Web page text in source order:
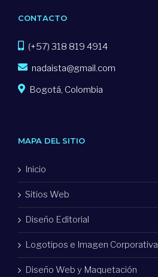
CONTACTO
(+57) 318 819 4914
nadaista@gmail.com
Bogotá, Colombia
MAPA DEL SITIO
Inicio
Sitios Web
Diseño Editorial
Logotipos e Imagen Corporativa
Diseño Web y Maquetación